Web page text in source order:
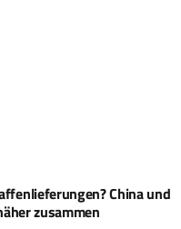
und Iran rücken